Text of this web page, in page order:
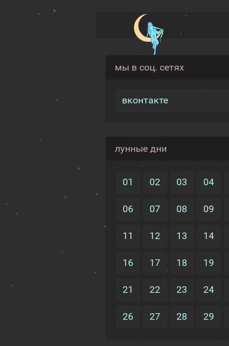
мы в соц. сетях
вконтакте
лунные дни
01 02 03 04
06 07 08 09
11 12 13 14
16 17 18 19
21 22 23 24
26 27 28 29